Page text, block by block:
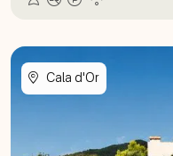
Cala d'Or